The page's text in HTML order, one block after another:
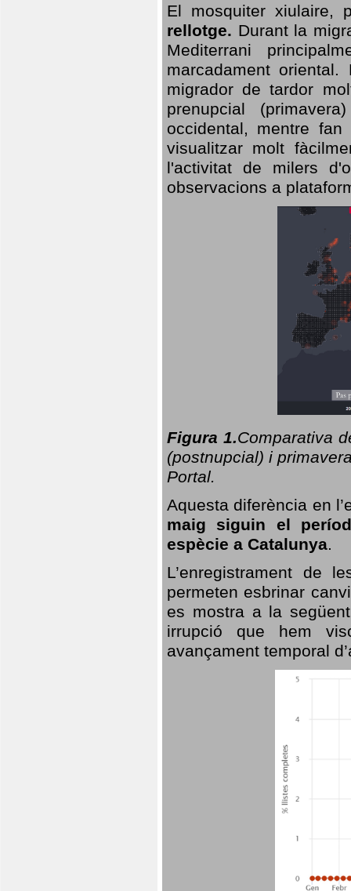
El mosquiter xiulaire,
rellotge. Durant la
Mediterrani
marcadament
migrador de tardor
prenupcial
occidental, mentre
visualitzar molt
l'activitat de milers
observacions a
Figura 1.Comparativa
(postnupcial) i
Portal.
Aquesta diferència en
maig siguin el
espècie a Catalunya.
L’enregistrament de
permeten esbrinar
es mostra a la
irrupció que hem
avançament temporal